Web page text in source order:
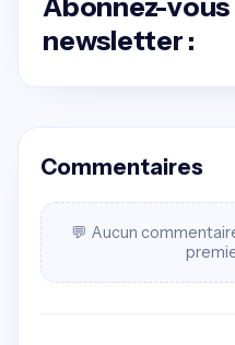
newsletter :
Commentaires
💬 Aucun